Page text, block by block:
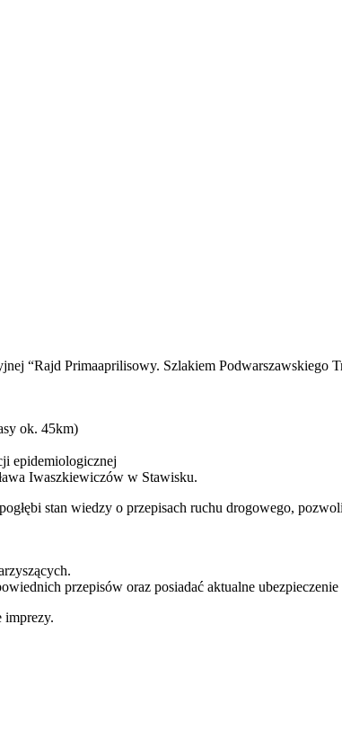
“Rajd Primaaprilisowy. Szlakiem Podwarszawskiego
ok. 45km)
epidemiologicznej
Iwaszkiewiczów w Stawisku.
stan wiedzy o przepisach ruchu drogowego,
przepisów oraz posiadać aktualne
imprezy.